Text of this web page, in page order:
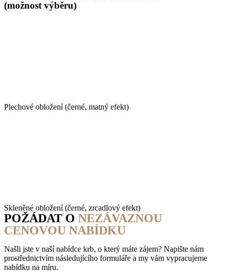
(možnost výběru)
Plechové obložení (černé, matný efekt)
Skleněné obložení (černé, zrcadlový efekt)
POŽÁDAT O NEZÁVAZNOU
CENOVOU NABÍDKU
Našli jste v naší nabídce krb, o který máte zájem? Napište nám
prostřednictvím následujícího formuláře a my vám vypracujeme
nabídku na míru.